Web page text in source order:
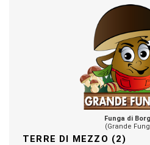
Funga di
(Grande
TERRE DI MEZZO (2)